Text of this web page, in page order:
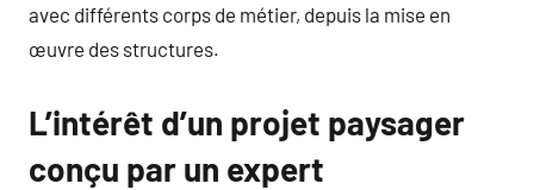
avec différents corps de métier, depuis la mise en
œuvre des structures.
L’intérêt d’un projet paysager
conçu par un expert